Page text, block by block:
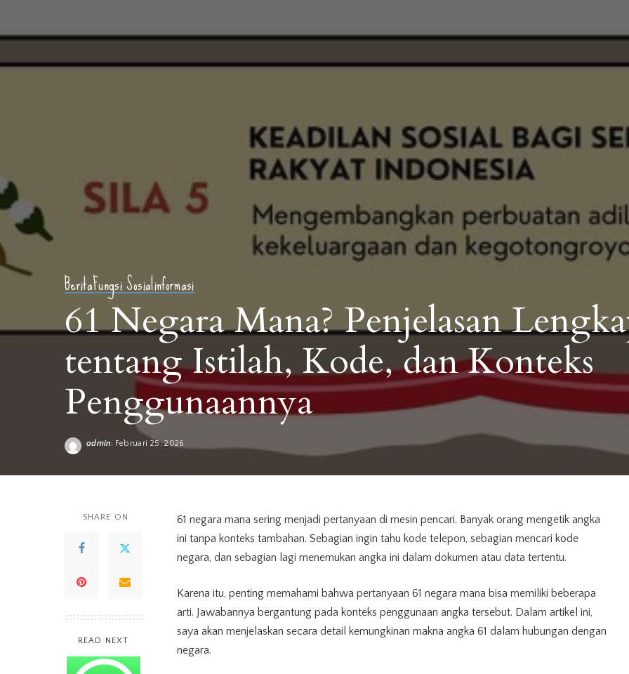
BeritaFungsi Sosialinformasi
61 Negara Mana? Penjelasan
tentang Istilah, Kode, dan Konteks
Penggunaannya
admin Februari 25, 2026
SHARE ON
READ NEXT
61 negara mana sering menjadi pertanyaan di mesin pencari. Banyak orang mengetik angka
ini tanpa konteks tambahan. Sebagian ingin tahu kode telepon, sebagian mencari kode
negara, dan sebagian lagi menemukan angka ini dalam dokumen atau data tertentu.
Karena itu, penting memahami bahwa pertanyaan 61 negara mana bisa memiliki beberapa
arti. Jawabannya bergantung pada konteks penggunaan angka tersebut. Dalam artikel ini,
saya akan menjelaskan secara detail kemungkinan makna angka 61 dalam hubungan dengan
negara.